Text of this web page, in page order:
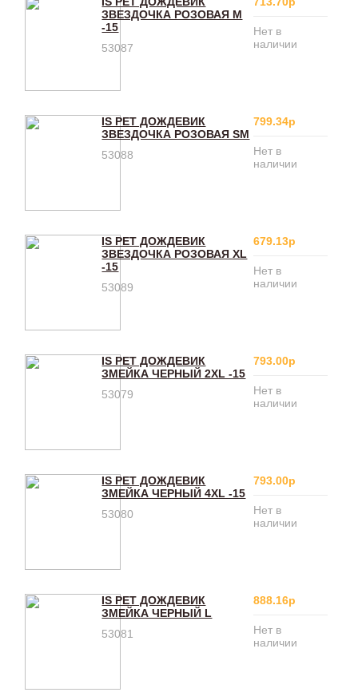
ЗВЕЗДОЧКА РОЗОВАЯ M
-15
53087
Нет в
наличии
IS PET ДОЖДЕВИК
ЗВЕЗДОЧКА РОЗОВАЯ SM
53088
799.34р
Нет в
наличии
IS PET ДОЖДЕВИК
ЗВЕЗДОЧКА РОЗОВАЯ XL
-15
53089
679.13р
Нет в
наличии
IS PET ДОЖДЕВИК
ЗМЕЙКА ЧЕРНЫЙ 2XL -15
53079
793.00р
Нет в
наличии
IS PET ДОЖДЕВИК
ЗМЕЙКА ЧЕРНЫЙ 4XL -15
53080
793.00р
Нет в
наличии
IS PET ДОЖДЕВИК
ЗМЕЙКА ЧЕРНЫЙ L
53081
888.16р
Нет в
наличии